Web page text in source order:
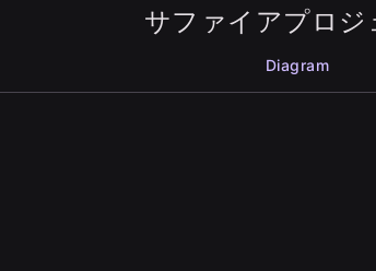
サファイアプロジ
Diagram